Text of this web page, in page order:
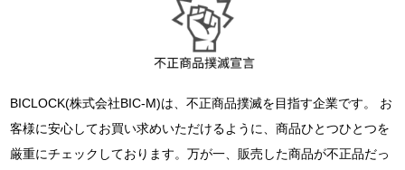
BICLOCK(株式会社BIC-M)は、不正商品撲滅を目指す企業です。 お
客様に安心してお買い求めいただけるように、商品ひとつひとつを
厳重にチェックしております。万が一、販売した商品が不正品だっ